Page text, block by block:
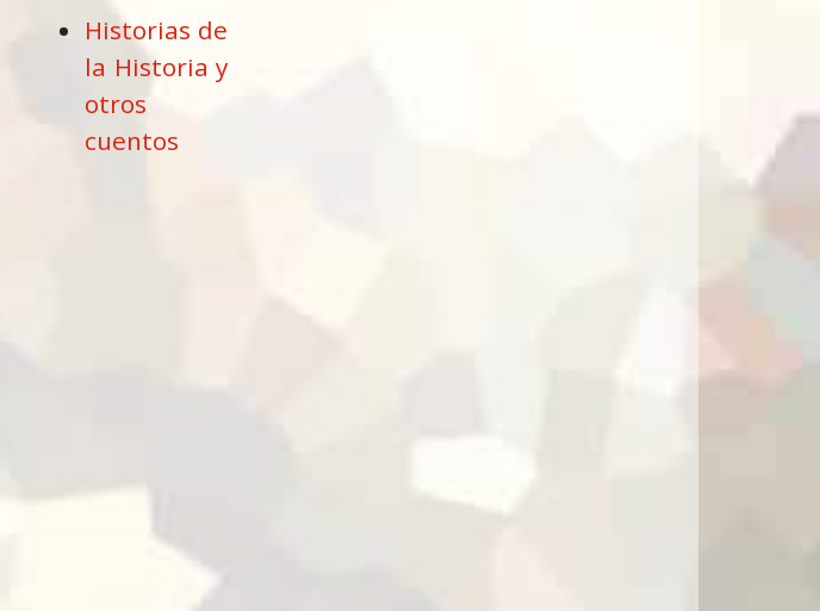
Historias de
la Historia y
otros
cuentos